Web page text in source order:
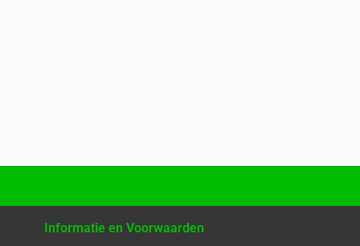
Informatie en Voorwaarden